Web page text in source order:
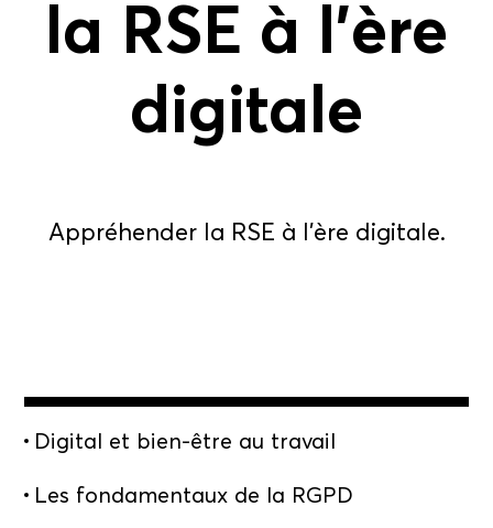
la RSE à l’ère
digitale
Appréhender la RSE à l’ère digitale.
Digital et bien-être au travail
Les fondamentaux de la RGPD